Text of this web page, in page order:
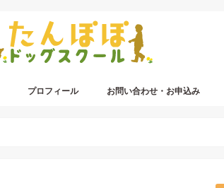
プロフィール お問い合わせ・お申込み